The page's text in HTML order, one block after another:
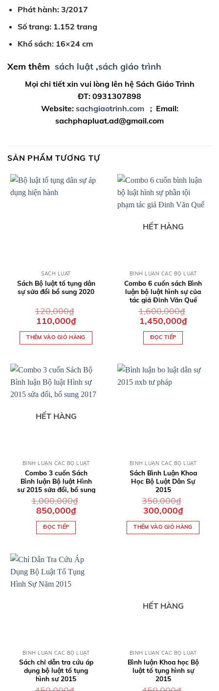
Phát hành: 3/2017
Số trang: 1.152 trang
Khổ sách: 16×24 cm
Xem thêm sách luật ,sách giáo trình
Mọi chi tiết xin vui lòng lên hệ Sách Giáo Trình
ĐT: 0931307898
Website: sachgiaotrinh.com ; Email:
sachphapluat.ad@gmail.com
SẢN PHẨM TƯƠNG TỰ
QUICK VIEW
SÁCH LUẬT
Sách Bộ luật tố tụng dân
sự sửa đổi bổ sung 2020
120,000₫
Giá
gốc
là:
120,000₫.
110,000₫Giá
hiện
tại
là:
110,000₫.
THÊM VÀO GIỎ HÀNG
QUICK VIEW
HẾT HÀNG
BÌNH LUẬN CÁC BỘ LUẬT
Combo 6 cuốn sách Bình
luận bộ luật hình sự của
tác giả Đinh Văn Quế
1,600,000₫
Giá
gốc
là:
1,600,000₫.
1,450,000₫Giá
hiện
ĐỌC TIẾP
QUICK VIEW
HẾT HÀNG
BÌNH LUẬN CÁC BỘ LUẬT
Combo 3 cuốn Sách
Bình luận Bộ luật Hình
sự 2015 sửa đổi, bổ sung
2017
1,000,000₫
Giá
gốc
là:
1,000,000₫.
850,000₫Giá
hiện
tại
850,000₫.
ĐỌC TIẾP
QUICK VIEW
BÌNH LUẬN CÁC BỘ LUẬT
Sách Bình Luận Khoa
Học Bộ Luật Dân Sự
2015
350,000₫
Giá
gốc
là:
350,000₫.
300,000₫Giá
hiện
tại
là:
300,000₫.
THÊM VÀO GIỎ HÀNG
QUICK VIEW
BÌNH LUẬN CÁC BỘ LUẬT
Sách chỉ dẫn tra cứu áp
dụng bộ luật tố tụng
hình sự 2015
QUICK VIEW
HẾT HÀNG
BÌNH LUẬN CÁC BỘ LUẬT
Bình luận Khoa học Bộ
luật tố tụng hình sự
2015